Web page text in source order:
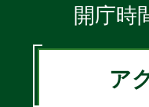
開庁時
ア